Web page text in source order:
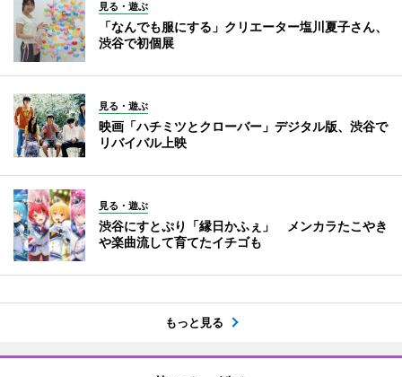
見る・遊ぶ
「なんでも服にする」クリエーター塩川夏子さん、
渋谷で初個展
見る・遊ぶ
映画「ハチミツとクローバー」デジタル版、渋谷で
リバイバル上映
見る・遊ぶ
渋谷にすとぷり「縁日かふぇ」 メンカラたこやき
や楽曲流して育てたイチゴも
もっと見る